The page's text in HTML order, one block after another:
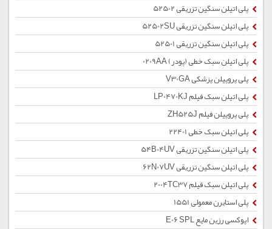
پلی اتیلن سنگین تزریقی 52502
پلی اتیلن سنگین تزریقی 52502SU
پلی اتیلن سنگین تزریقی 52501
پلی اتیلن سبک خطی (پودر) 0209AA
پلی پروپیلن پزشکی V30GA
پلی اتیلن سبک فیلم LP0470KJ
پلی پروپیلن فیلم ZH525J
پلی اتیلن سبک خطی 22401
پلی اتیلن سنگین تزریقی 54B04UV
پلی اتیلن سنگین تزریقی 62N07UV
پلی اتیلن سبک فیلم 2004TC37
پلی استایرن معمولی 1551
اپوکسی رزین مایع E06 SPL